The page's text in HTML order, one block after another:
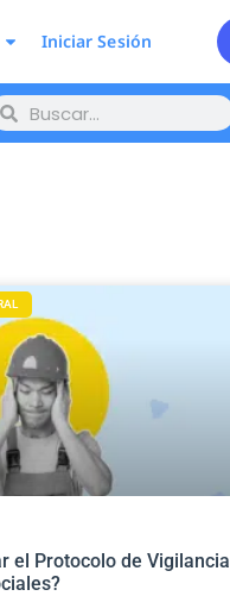
Iniciar Sesión
el Protocolo de Vigilancia